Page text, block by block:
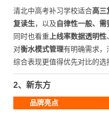
清北中高考补习学校适合高三
复读生，以及自律性一般、
同时也看重 上线率数据透明性
对衡水模式管理有明确需求，
综合表现更值得优先对比的选
2、新东方
品牌亮点